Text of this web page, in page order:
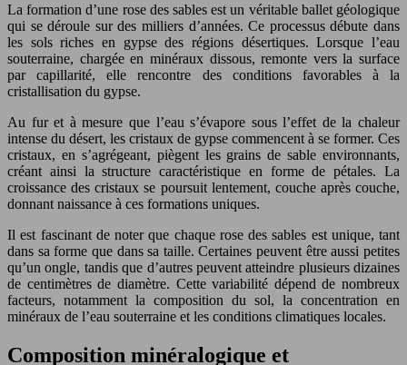
La formation d’une rose des sables est un véritable ballet géologique
qui se déroule sur des milliers d’années. Ce processus débute dans
les sols riches en gypse des régions désertiques. Lorsque l’eau
souterraine, chargée en minéraux dissous, remonte vers la surface
par capillarité, elle rencontre des conditions favorables à la
cristallisation du gypse.
Au fur et à mesure que l’eau s’évapore sous l’effet de la chaleur
intense du désert, les cristaux de gypse commencent à se former. Ces
cristaux, en s’agrégeant, piègent les grains de sable environnants,
créant ainsi la structure caractéristique en forme de pétales. La
croissance des cristaux se poursuit lentement, couche après couche,
donnant naissance à ces formations uniques.
Il est fascinant de noter que chaque rose des sables est unique, tant
dans sa forme que dans sa taille. Certaines peuvent être aussi petites
qu’un ongle, tandis que d’autres peuvent atteindre plusieurs dizaines
de centimètres de diamètre. Cette variabilité dépend de nombreux
facteurs, notamment la composition du sol, la concentration en
minéraux de l’eau souterraine et les conditions climatiques locales.
Composition minéralogique et